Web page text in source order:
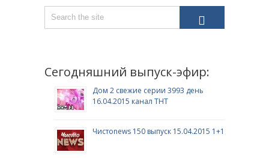
Сегодняшний выпуск-эфир:
Дом 2 свежие серии 3993 день
16.04.2015 канал ТНТ
Чистоnews 150 выпуск 15.04.2015 1+1